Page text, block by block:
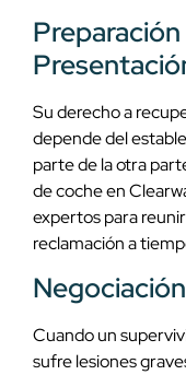
Su derecho a
depende del
parte de la otra
de coche en
expertos para
reclamación a
Cuando un
sufre lesiones